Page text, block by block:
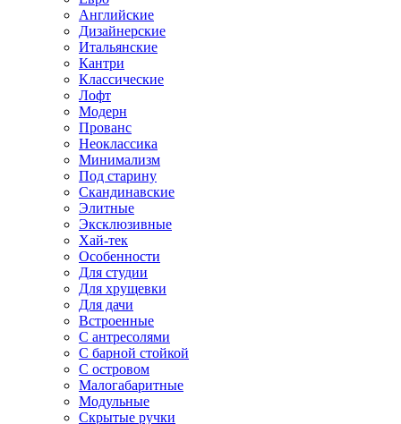
Английские
Дизайнерские
Итальянские
Кантри
Классические
Лофт
Модерн
Прованс
Неоклассика
Минимализм
Под старину
Скандинавские
Элитные
Эксклюзивные
Хай-тек
Особенности
Для студии
Для хрущевки
Для дачи
Встроенные
С антресолями
С барной стойкой
С островом
Малогабаритные
Модульные
Скрытые ручки